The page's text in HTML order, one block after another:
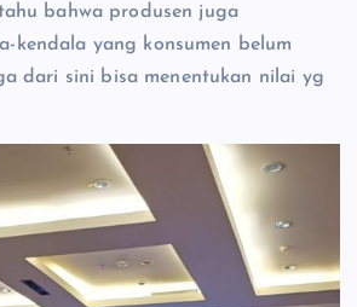
bahwa produsen juga
kendala yang konsumen belum
dari sini bisa menentukan nilai yg